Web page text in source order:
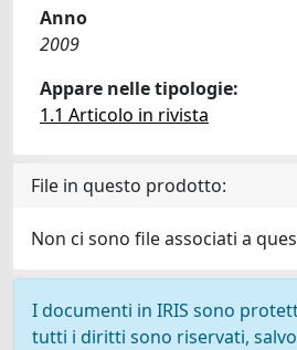
Anno
2009
Appare nelle tipologie:
1.1 Articolo in rivista
File in questo prodotto:
Non ci sono file associati a
I documenti in IRIS sono
tutti i diritti sono riservati,